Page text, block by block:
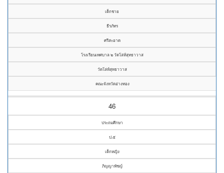
เด็กชาย
ธีรภัทร
ศรีสะอาด
โรงเรียนเทศบาล ๒ วัดโล่ห์สุทธาวาส
วัดโล่ห์สุทธาวาส
คณะจังหวัดอ่างทอง
46
ประถมศึกษา
ป.๕
เด็กหญิง
ภิญญาพัชญ์